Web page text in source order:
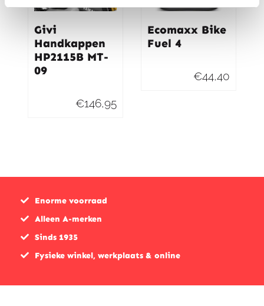
Givi
Handkappen
HP2115B MT-
09
€146,95
Ecomaxx Bike
Fuel 4
€44,40
Enorme voorraad
Alleen A-merken
Sinds 1935
Fysieke winkel, werkplaats & online